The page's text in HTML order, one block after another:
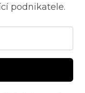
podnikatele.